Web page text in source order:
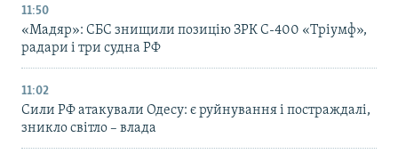
11:50
«Мадяр»: СБС знищили позицію ЗРК С-400 «Тріумф»,
радари і три судна РФ
11:02
Сили РФ атакували Одесу: є руйнування і постраждалі,
зникло світло – влада